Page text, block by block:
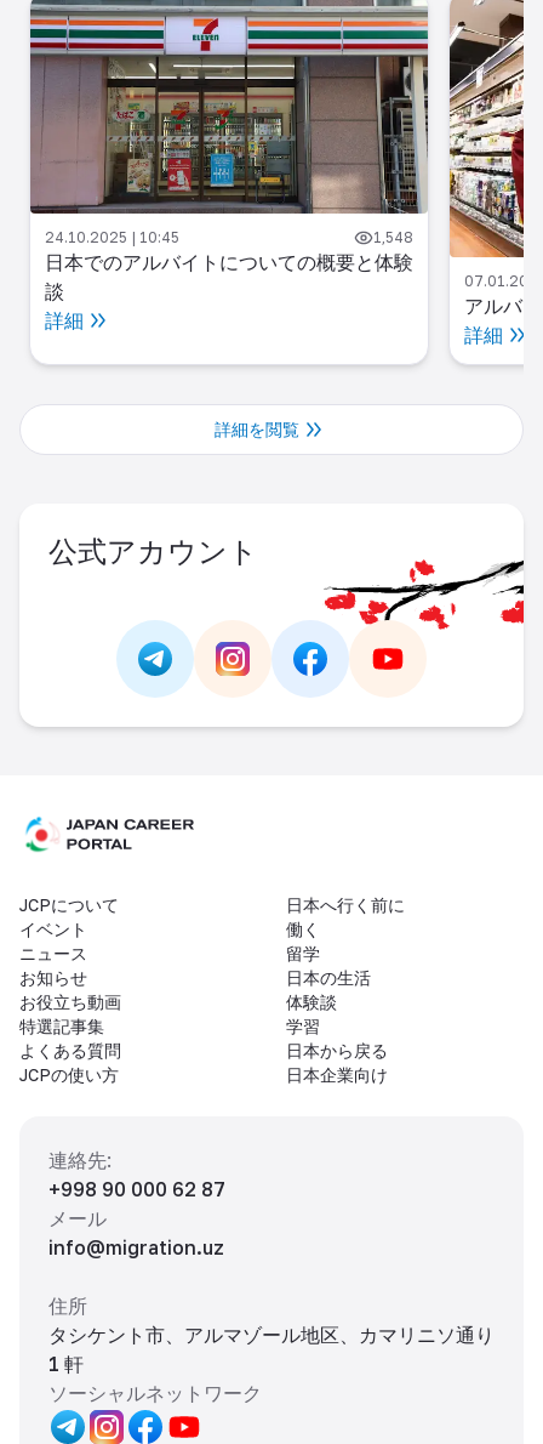
24.10.2025 | 10:45 1,548
日本でのアルバイトについての概要と体験
談
詳細
アルバ
詳細
詳細を閲覧
公式アカウント
Link - https://t.me/https://
Link -
JCPについて
イベント
ニュース
お知らせ
お役立ち動画
特選記事集
よくある質問
JCPの使い方
日本へ行く前に
働く
留学
日本の生活
体験談
学習
日本から戻る
日本企業向け
連絡先:
+998 90 000 62 87
メール
info@migration.uz
住所
タシケント市、アルマゾール地区、カマリニソ通り
1 軒
ソーシャルネットワーク